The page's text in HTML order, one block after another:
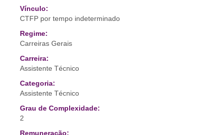
Vínculo:
CTFP por tempo indeterminado
Regime:
Carreiras Gerais
Carreira:
Assistente Técnico
Categoria:
Assistente Técnico
Grau de Complexidade:
2
Remuneração: